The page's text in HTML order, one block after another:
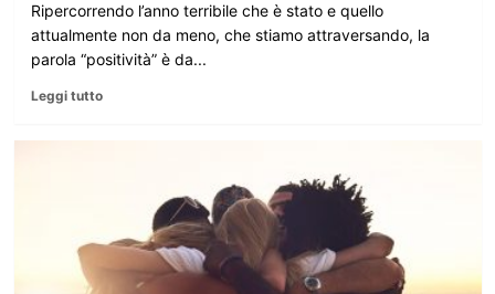
Ripercorrendo l’anno terribile che è stato e quello
attualmente non da meno, che stiamo attraversando, la
parola “positività” è da...
Leggi tutto